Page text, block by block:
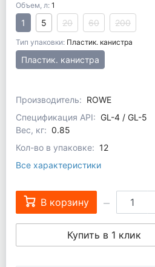
Объем, л: 1
1 5 20 60 200
Тип упаковки: Пластик. канистра
Пластик. канистра
Производитель: ROWE
Спецификация API: GL-4 / GL-5
Вес, кг: 0.85
Кол-во в упаковке: 12
Все характеристики
В корзину
Купить в 1 клик